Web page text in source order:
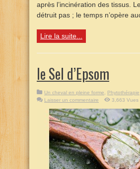
après l’incinération des tissus.
détruit pas ; le temps n’opère
Lire la suite...
le Sel d’Epsom
Un cheval en pleine forme
Phytothérapie
Laisser un commentaire
3,663 Vues